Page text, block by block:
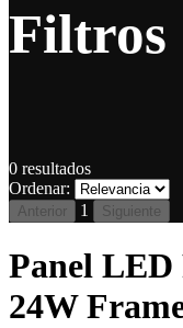
Filtros
0 resultados
Ordenar:
Anterior 1 Siguiente
Panel
24W